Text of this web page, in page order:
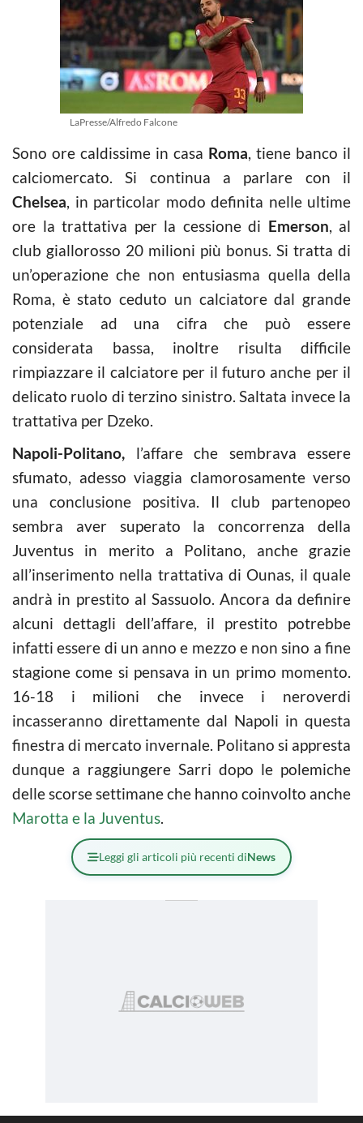
LaPresse/Alfredo Falcone
Sono ore caldissime in casa Roma, tiene banco il
calciomercato. Si continua a parlare con il
Chelsea, in particolar modo definita nelle ultime
ore la trattativa per la cessione di Emerson, al
club giallorosso 20 milioni più bonus. Si tratta di
un’operazione che non entusiasma quella della
Roma, è stato ceduto un calciatore dal grande
potenziale ad una cifra che può essere
considerata bassa, inoltre risulta difficile
rimpiazzare il calciatore per il futuro anche per il
delicato ruolo di terzino sinistro. Saltata invece la
trattativa per Dzeko.
Napoli-Politano, l’affare che sembrava essere
sfumato, adesso viaggia clamorosamente verso
una conclusione positiva. Il club partenopeo
sembra aver superato la concorrenza della
Juventus in merito a Politano, anche grazie
all’inserimento nella trattativa di Ounas, il quale
andrà in prestito al Sassuolo. Ancora da definire
alcuni dettagli dell’affare, il prestito potrebbe
infatti essere di un anno e mezzo e non sino a fine
stagione come si pensava in un primo momento.
16-18 i milioni che invece i neroverdi
incasseranno direttamente dal Napoli in questa
finestra di mercato invernale. Politano si appresta
dunque a raggiungere Sarri dopo le polemiche
delle scorse settimane che hanno coinvolto anche
Marotta e la Juventus.
Leggi gli articoli più recenti diNews